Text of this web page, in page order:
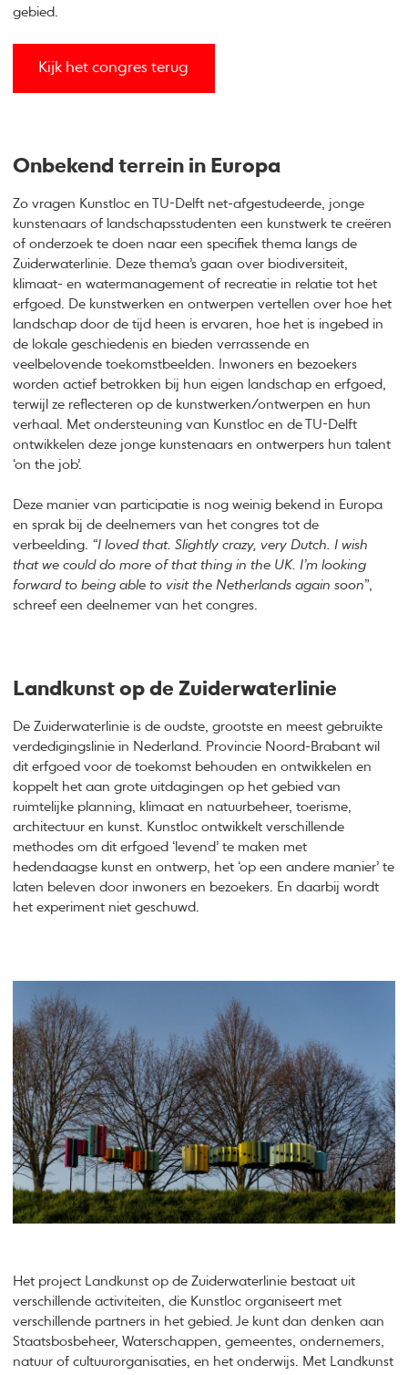
gebied.
Kijk het congres terug
Onbekend terrein in Europa
Zo vragen Kunstloc en TU-Delft net-afgestudeerde, jonge
kunstenaars of landschapsstudenten een kunstwerk te creëren
of onderzoek te doen naar een specifiek thema langs de
Zuiderwaterlinie. Deze thema’s gaan over biodiversiteit,
klimaat- en watermanagement of recreatie in relatie tot het
erfgoed. De kunstwerken en ontwerpen vertellen over hoe het
landschap door de tijd heen is ervaren, hoe het is ingebed in
de lokale geschiedenis en bieden verrassende en
veelbelovende toekomstbeelden. Inwoners en bezoekers
worden actief betrokken bij hun eigen landschap en erfgoed,
terwijl ze reflecteren op de kunstwerken/ontwerpen en hun
verhaal. Met ondersteuning van Kunstloc en de TU-Delft
ontwikkelen deze jonge kunstenaars en ontwerpers hun talent
‘on the job’.
Deze manier van participatie is nog weinig bekend in Europa
en sprak bij de deelnemers van het congres tot de
verbeelding. “I loved that. Slightly crazy, very Dutch. I wish
that we could do more of that thing in the UK. I’m looking
forward to being able to visit the Netherlands again soon”,
schreef een deelnemer van het congres.
Landkunst op de Zuiderwaterlinie
De Zuiderwaterlinie is de oudste, grootste en meest gebruikte
verdedigingslinie in Nederland. Provincie Noord-Brabant wil
dit erfgoed voor de toekomst behouden en ontwikkelen en
koppelt het aan grote uitdagingen op het gebied van
ruimtelijke planning, klimaat en natuurbeheer, toerisme,
architectuur en kunst. Kunstloc ontwikkelt verschillende
methodes om dit erfgoed ‘levend’ te maken met
hedendaagse kunst en ontwerp, het ‘op een andere manier’ te
laten beleven door inwoners en bezoekers. En daarbij wordt
het experiment niet geschuwd.
Het project Landkunst op de Zuiderwaterlinie bestaat uit
verschillende activiteiten, die Kunstloc organiseert met
verschillende partners in het gebied. Je kunt dan denken aan
Staatsbosbeheer, Waterschappen, gemeentes, ondernemers,
natuur of cultuurorganisaties, en het onderwijs. Met Landkunst